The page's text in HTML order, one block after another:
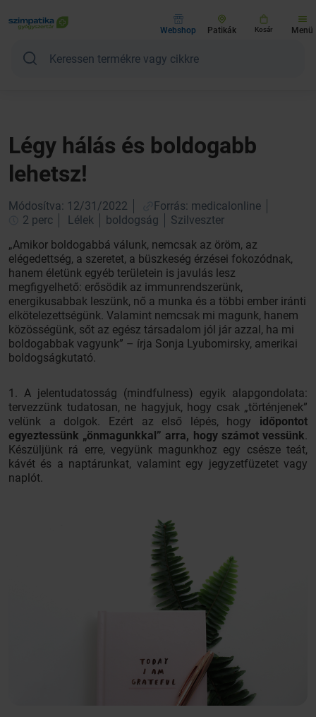
Webshop Patikák Kosár Menü
Légy hálás és boldogabb
lehetsz!
Módosítva: 12/31/2022
Forrás: medicalonline
2 perc
Lélek boldogság
Szilveszter
„Amikor boldogabbá válunk, nemcsak az öröm, az
elégedettség, a szeretet, a büszkeség érzései fokozódnak,
hanem életünk egyéb területein is javulás lesz
megfigyelhető: erősödik az immunrendszerünk,
energikusabbak leszünk, nő a munka és a többi ember iránti
elkötelezettségünk. Valamint nemcsak mi magunk, hanem
közösségünk, sőt az egész társadalom jól jár azzal, ha mi
boldogabbak vagyunk” – írja Sonja Lyubomirsky, amerikai
boldogságkutató.
1. A jelentudatosság (mindfulness) egyik alapgondolata:
tervezzünk tudatosan, ne hagyjuk, hogy csak „történjenek”
velünk a dolgok. Ezért az első lépés, hogy időpontot
egyeztessünk „önmagunkkal” arra, hogy számot vessünk.
Készüljünk rá erre, vegyünk magunkhoz egy csésze teát,
kávét és a naptárunkat, valamint egy jegyzetfüzetet vagy
naplót.